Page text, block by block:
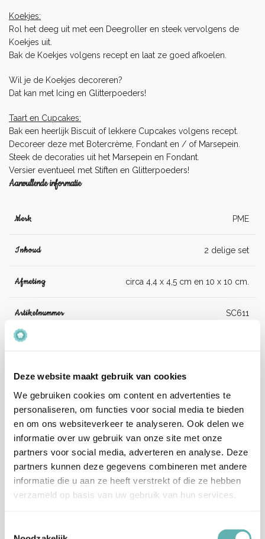
Deze website maakt gebruik van cookies
We gebruiken cookies om content en advertenties te
personaliseren, om functies voor social media te bieden
en om ons websiteverkeer te analyseren. Ook delen we
informatie over uw gebruik van onze site met onze
partners voor social media, adverteren en analyse. Deze
partners kunnen deze gegevens combineren met andere
informatie die u aan ze heeft verstrekt of die ze hebben
verzameld op basis van uw gebruik van hun services.
Koekjes:
Rol het deeg uit met een Deegroller en steek vervolgens de
Koekjes uit.
Bak de Koekjes volgens recept en laat ze goed afkoelen.
Wil je de Koekjes decoreren?
Dat kan met Icing en Glitterpoeders!
Taart en Cupcakes:
Bak een heerlijk Biscuit of lekkere Cupcakes volgens recept.
Decoreer deze met Botercrème Fondant en / of Marsepein
Steek de decoraties uit het Marsepein en Fondant
Versier eventueel met Stiften en Glitterpoeders!
Aanvullende informatie
Merk PME
Inhoud 2 delige set
Afmeting circa 4,4 x 4,5 cm en 10 x 10 cm.
Artikelnummer SC611
EAN
Beoordelingen
Er zijn nog geen beoordelingen.
Enkel ingelogde klanten die dit product gekocht hebben,
kunnen een beoordeling schrijven.
Verzenden en levertijd:
Onze pakketten worden verstuurd met PostNL.